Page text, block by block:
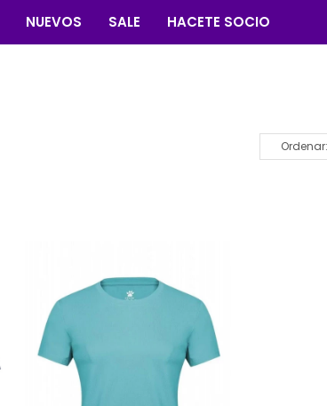
NUEVOS SALE HACETE SOCIO